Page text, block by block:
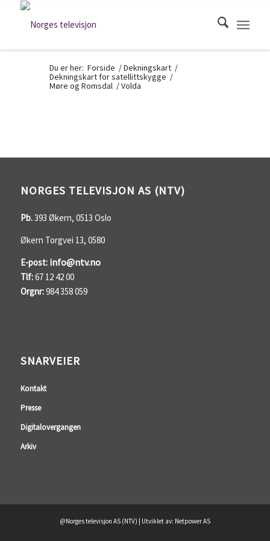
Du er her: Forside /Dekningskart /
Dekningskart for satellittskygge /
Møre og Romsdal /Volda
NORGES TELEVISJON AS (NTV)
Pb.393 Økern, 0513 Oslo
Økern Torgvei 13, 0580
E-post: info@ntv.no
Tlf:67 12 42 00
Orgnr:984 358 059
SNARVEIER
Kontakt
Presse
Digitalovergangen
Arkiv
@Norges televisjon AS (NTV) | Utviklet av: Netpower AS